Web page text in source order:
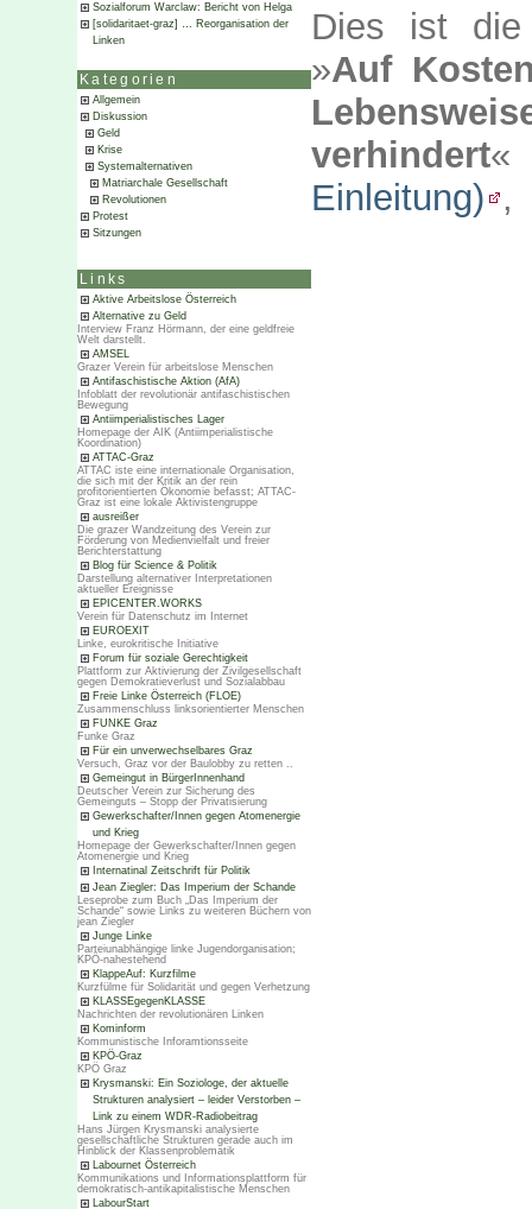
Sozialforum Warclaw: Bericht von Helga
[solidaritaet-graz] … Reorganisation der
Linken
Kategorien
Allgemein
Diskussion
Geld
Krise
Systemalternativen
Matriarchale Gesellschaft
Revolutionen
Protest
Sitzungen
Links
Aktive Arbeitslose Österreich
Alternative zu Geld
Interview Franz Hörmann, der eine geldfreie
Welt darstellt.
AMSEL
Grazer Verein für arbeitslose Menschen
Antifaschistische Aktion (AfA)
Infoblatt der revolutionär antifaschistischen
Bewegung
Antiimperialistisches Lager
Homepage der AIK (Antiimperialistische
Koordination)
ATTAC-Graz
ATTAC iste eine internationale Organisation,
die sich mit der Kritik an der rein
profitorientierten Ökonomie befasst; ATTAC-
Graz ist eine lokale Aktivistengruppe
ausreißer
Die grazer Wandzeitung des Verein zur
Förderung von Medienvielfalt und freier
Berichterstattung
Blog für Science & Politik
Darstellung alternativer Interpretationen
aktueller Ereignisse
EPICENTER.WORKS
Verein für Datenschutz im Internet
EUROEXIT
Linke, eurokritische Initiative
Forum für soziale Gerechtigkeit
Plattform zur Aktivierung der Zivilgesellschaft
gegen Demokratieverlust und Sozialabbau
Freie Linke Österreich (FLOE)
Zusammenschluss linksorientierter Menschen
FUNKE Graz
Funke Graz
Für ein unverwechselbares Graz
Versuch, Graz vor der Baulobby zu retten ..
Gemeingut in BürgerInnenhand
Deutscher Verein zur Sicherung des
Gemeinguts – Stopp der Privatisierung
Gewerkschafter/Innen gegen Atomenergie
und Krieg
Homepage der Gewerkschafter/Innen gegen
Atomenergie und Krieg
Internatinal Zeitschrift für Politik
Jean Ziegler: Das Imperium der Schande
Leseprobe zum Buch „Das Imperium der
Schande“ sowie Links zu weiteren Büchern von
jean Ziegler
Junge Linke
Parteiunabhängige linke Jugendorganisation;
KPÖ-nahestehend
KlappeAuf: Kurzfilme
Kurzfülme für Solidarität und gegen Verhetzung
KLASSEgegenKLASSE
Nachrichten der revolutionären Linken
Kominform
Kommunistische Inforamtionsseite
KPÖ-Graz
KPÖ Graz
Krysmanski: Ein Soziologe, der aktuelle
Strukturen analysiert – leider Verstorben –
Link zu einem WDR-Radiobeitrag
Hans Jürgen Krysmanski analysierte
gesellschaftliche Strukturen gerade auch im
Hinblick der Klassenproblematik
Labournet Österreich
Kommunikations und Informationsplattform für
demokratisch-antikapitalistische Menschen
LabourStart
Dies ist
»Auf
verhindert
Einleitung) ,